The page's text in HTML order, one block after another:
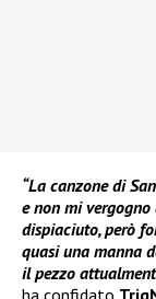
“La canzone di
e non mi vergogno
dispiaciuto, però
quasi una manna
il pezzo